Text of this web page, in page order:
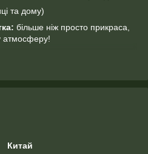
та дому)
більше ніж просто прикраса,
атмосферу!
Китай